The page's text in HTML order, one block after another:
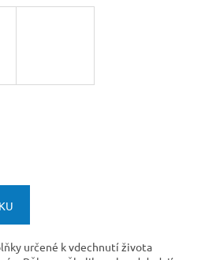
určené k vdechnutí života